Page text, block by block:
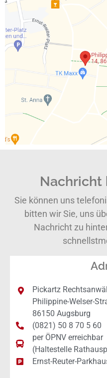
Nachricht
Sie können uns
bitten wir Sie, uns
Nachricht zu
Pickartz
Philippine-Welser-
86150 Augsburg
(0821) 50 8 70 5 60
per ÖPNV erreichbar
(Haltestelle
Ernst-Reuter-